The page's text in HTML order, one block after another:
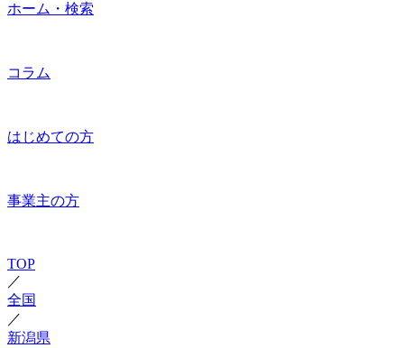
ホーム・検索
コラム
はじめての方
事業主の方
TOP
／
全国
／
新潟県